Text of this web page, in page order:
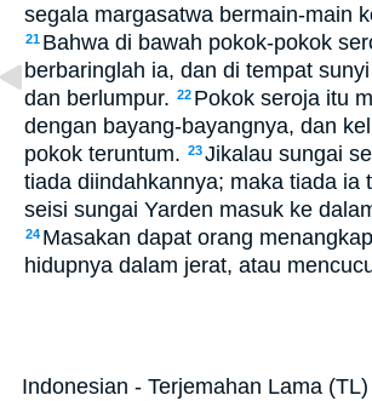
segala margasatwa bermain-main
21 Bahwa di bawah pokok-pokok
berbaringlah ia, dan di tempat
dan berlumpur. 22 Pokok seroja itu
dengan bayang-bayangnya, dan
pokok teruntum. 23Jikalau sungai
tiada diindahkannya; maka tiada ia
seisi sungai Yarden masuk ke
24 Masakan dapat orang
hidupnya dalam jerat, atau
Indonesian - Terjemahan Lama